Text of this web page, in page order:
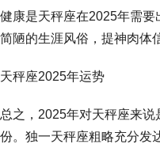
健康是天秤座在2025年需
简陋的生涯风俗，提神肉体
天秤座2025年运势
总之，2025年对天秤座来
份。独一天秤座粗略充分发